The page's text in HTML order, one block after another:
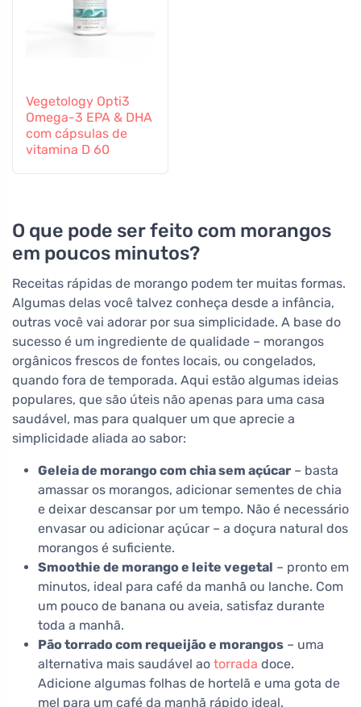
Vegetology Opti3
Omega-3 EPA & DHA
com cápsulas de
vitamina D 60
O que pode ser feito com morangos
em poucos minutos?
Receitas rápidas de morango podem ter muitas formas.
Algumas delas você talvez conheça desde a infância,
outras você vai adorar por sua simplicidade. A base do
sucesso é um ingrediente de qualidade – morangos
orgânicos frescos de fontes locais, ou congelados,
quando fora de temporada. Aqui estão algumas ideias
populares, que são úteis não apenas para uma casa
saudável, mas para qualquer um que aprecie a
simplicidade aliada ao sabor:
Geleia de morango com chia sem açúcar – basta
amassar os morangos, adicionar sementes de chia
e deixar descansar por um tempo. Não é necessário
envasar ou adicionar açúcar – a doçura natural dos
morangos é suficiente.
Smoothie de morango e leite vegetal – pronto em
minutos, ideal para café da manhã ou lanche. Com
um pouco de banana ou aveia, satisfaz durante
toda a manhã.
Pão torrado com requeijão e morangos – uma
alternativa mais saudável ao torrada doce.
Adicione algumas folhas de hortelã e uma gota de
mel para um café da manhã rápido ideal.